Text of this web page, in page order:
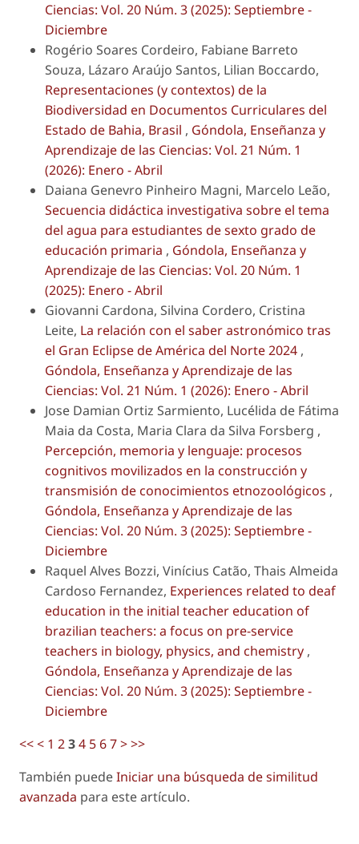
Ciencias: Vol. 20 Núm. 3 (2025): Septiembre -
Diciembre
Rogério Soares Cordeiro, Fabiane Barreto
Souza, Lázaro Araújo Santos, Lilian Boccardo,
Representaciones (y contextos) de la
Biodiversidad en Documentos Curriculares del
Estado de Bahia, Brasil , Góndola, Enseñanza y
Aprendizaje de las Ciencias: Vol. 21 Núm. 1
(2026): Enero - Abril
Daiana Genevro Pinheiro Magni, Marcelo Leão,
Secuencia didáctica investigativa sobre el tema
del agua para estudiantes de sexto grado de
educación primaria , Góndola, Enseñanza y
Aprendizaje de las Ciencias: Vol. 20 Núm. 1
(2025): Enero - Abril
Giovanni Cardona, Silvina Cordero, Cristina
Leite, La relación con el saber astronómico tras
el Gran Eclipse de América del Norte 2024 ,
Góndola, Enseñanza y Aprendizaje de las
Ciencias: Vol. 21 Núm. 1 (2026): Enero - Abril
Jose Damian Ortiz Sarmiento, Lucélida de Fátima
Maia da Costa, Maria Clara da Silva Forsberg ,
Percepción, memoria y lenguaje: procesos
cognitivos movilizados en la construcción y
transmisión de conocimientos etnozoológicos ,
Góndola, Enseñanza y Aprendizaje de las
Ciencias: Vol. 20 Núm. 3 (2025): Septiembre -
Diciembre
Raquel Alves Bozzi, Vinícius Catão, Thais Almeida
Cardoso Fernandez, Experiences related to deaf
education in the initial teacher education of
brazilian teachers: a focus on pre-service
teachers in biology, physics, and chemistry ,
Góndola, Enseñanza y Aprendizaje de las
Ciencias: Vol. 20 Núm. 3 (2025): Septiembre -
Diciembre
<<< 1 234 567>>>
También puedeIniciar una búsqueda de similitud
avanzada para este artículo.